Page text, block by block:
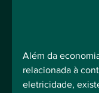
Além da
relacionada à
eletricidade,